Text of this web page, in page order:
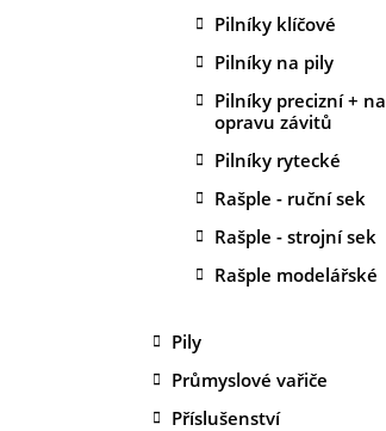
Pilníky klíčové
Pilníky na pily
Pilníky precizní + na
opravu závitů
Pilníky rytecké
Rašple - ruční sek
Rašple - strojní sek
Rašple modelářské
Pily
Průmyslové vařiče
Příslušenství